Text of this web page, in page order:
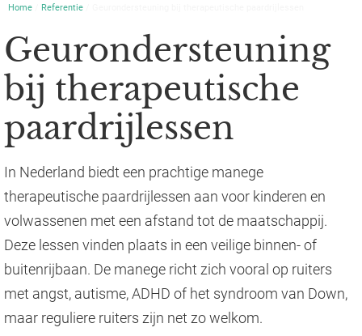
Home Referentie
Geurondersteuning
bij therapeutische
paardrijlessen
In Nederland biedt een prachtige manege
therapeutische paardrijlessen aan voor kinderen en
volwassenen met een afstand tot de maatschappij.
Deze lessen vinden plaats in een veilige binnen- of
buitenrijbaan. De manege richt zich vooral op ruiters
met angst, autisme, ADHD of het syndroom van Down,
maar reguliere ruiters zijn net zo welkom.